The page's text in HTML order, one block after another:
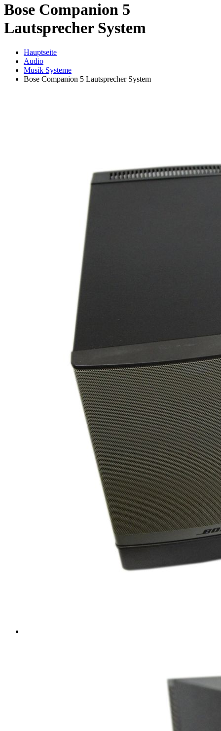
Bose Companion 5
Lautsprecher System
Hauptseite
Audio
Musik Systeme
Bose Companion 5 Lautsprecher System